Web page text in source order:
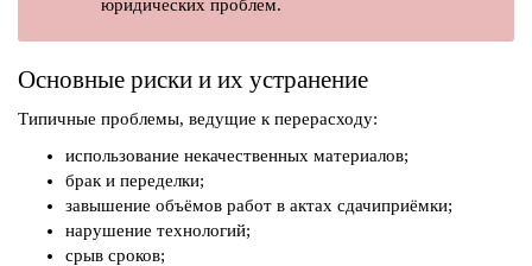
юридических проблем.
Основные риски и их устранение
Типичные проблемы, ведущие к перерасходу:
использование некачественных материалов;
брак и переделки;
завышение объёмов работ в актах сдачиприёмки;
нарушение технологий;
срыв сроков;